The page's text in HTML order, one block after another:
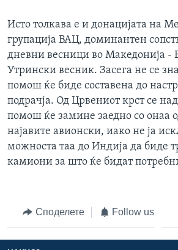
Исто толкава е и донацијата на
групација ВАЦ, доминантен
дневни весници во Македонија -
Утрински весник. Засега не се
помош ќе биде составена до
подрачја. Од Црвениот крст се
помош ќе замине заедно со онаа
најавите авионски, иако не ја
можноста таа до Индија да биде
камиони за што ќе бидат
Споделете Follow us